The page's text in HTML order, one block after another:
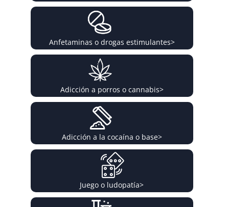
Anfetaminas o drogas estimulantes>
Adicción a porros o cannabis>
Adicción a la cocaína o base>
Juego o ludopatía>